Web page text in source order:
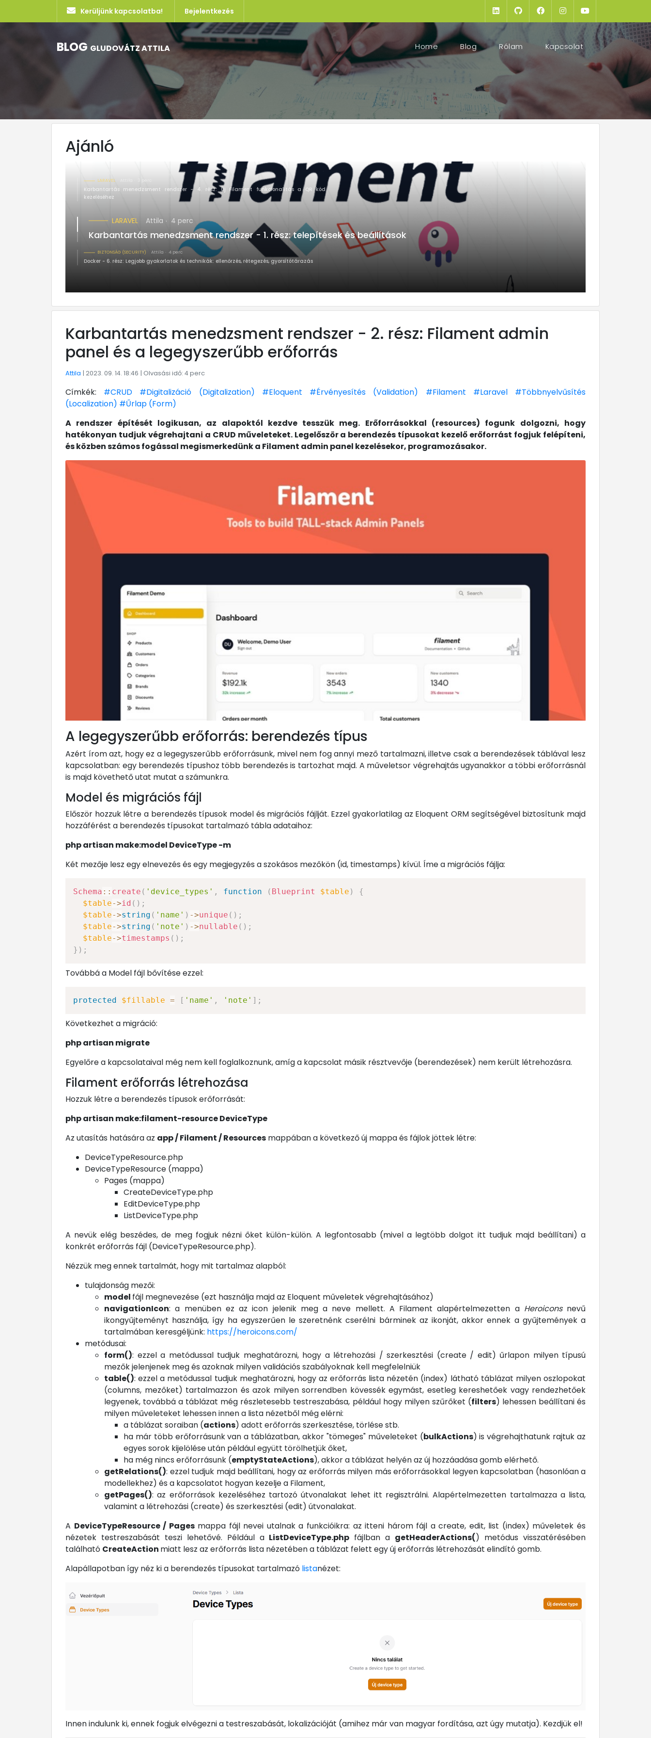
Kerüljünk kapcsolatba! Bejelentkezés
BLOG GLUDOVÁTZ ATTILA Home(current)
Blog Rólam Kapcsolat
Ajánló
LARAVEL
Karbantartás menedzsment rendszer - 4. rész: Új Filament funkcionalitás a QR kód
kezeléséhez
LARAVEL Attila 4 perc
Karbantartás menedzsment rendszer - 1. rész: telepítések és beállítások
BIZTONSÁG (SECURITY) Attila 4 perc
Docker - 6. rész: Legjobb gyakorlatok és technikák: ellenőrzés, rétegezés, gyorsítótárazás
Karbantartás menedzsment rendszer - 2. rész: Filament admin
panel és a legegyszerűbb erőforrás
Attila | 2023. 09. 14. 18:46 | Olvasási idő: 4 perc
Címkék: #CRUD #Digitalizáció (Digitalization) #Eloquent #Érvényesítés (Validation) #Filament #Laravel
#Többnyelvűsítés
(Localization) #Űrlap (Form)
A rendszer építését logikusan, az alapoktól kezdve tesszük meg. Erőforrásokkal (resources) fogunk dolgozni, hogy
hatékonyan tudjuk végrehajtani a CRUD műveleteket. Legelőször a berendezés típusokat kezelő erőforrást fogjuk felépíteni,
és közben számos fogással megismerkedünk a Filament admin panel kezelésekor, programozásakor.
A legegyszerűbb erőforrás: berendezés típus
Azért írom azt, hogy ez a legegyszerűbb erőforrásunk, mivel nem fog annyi mező tartalmazni, illetve csak a berendezések táblával lesz
kapcsolatban: egy berendezés típushoz több berendezés is tartozhat majd. A műveletsor végrehajtás ugyanakkor a többi erőforrásnál
is majd követhető utat mutat a számunkra.
Model és migrációs fájl
Először hozzuk létre a berendezés típusok model és migrációs fájlját. Ezzel gyakorlatilag az Eloquent ORM segítségével biztosítunk majd
hozzáférést a berendezés típusokat tartalmazó tábla adataihoz:
php artisan make:model DeviceType -m
Két mezője lesz egy elnevezés és egy megjegyzés a szokásos mezőkön (id, timestamps) kívül. Íme a migrációs fájlja:
Schema :: create ( 'device_types' , function ( Blueprint $table )
{
$table->id ( ) ;
$table->string ( 'name' ) ->unique ( ) ;
$table->string ( 'note' ) ->nullable ( ) ;
$table->timestamps ( ) ;
} ) ;
Továbbá a Model fájl bővítése ezzel:
protected $fillable = [ 'name' , 'note' ] ;
Következhet a migráció:
php artisan migrate
Egyelőre a kapcsolataival még nem kell foglalkoznunk, amíg a kapcsolat másik résztvevője (berendezések) nem került létrehozásra.
Filament erőforrás létrehozása
Hozzuk létre a berendezés típusok erőforrását:
php artisan make:filament-resource DeviceType
Az utasítás hatására az app / Filament / Resources mappában a következő új mappa és fájlok jöttek létre:
DeviceTypeResource.php
DeviceTypeResource (mappa)
Pages (mappa)
CreateDeviceType.php
EditDeviceType.php
ListDeviceType.php
A nevük elég beszédes, de meg fogjuk nézni őket külön-külön. A legfontosabb (mivel a legtöbb dolgot itt tudjuk majd beállítani) a
konkrét erőforrás fájl (DeviceTypeResource.php).
Nézzük meg ennek tartalmát, hogy mit tartalmaz alapból:
tulajdonság mezői:
model fájl megnevezése (ezt használja majd az Eloquent műveletek végrehajtásához)
navigationIcon: a menüben ez az icon jelenik meg a neve mellett. A Filament alapértelmezetten a Heroicons nevű
ikongyűjteményt használja, így ha egyszerűen le szeretnénk cserélni bárminek az ikonját, akkor ennek a gyűjtemények a
tartalmában keresgéljünk: https://heroicons.com/
metódusai:
form(): ezzel a metódussal tudjuk meghatározni, hogy a létrehozási / szerkesztési (create / edit) űrlapon milyen típusú
mezők jelenjenek meg és azoknak milyen validációs szabályoknak kell megfelelniük
table(): ezzel a metódussal tudjuk meghatározni, hogy az erőforrás lista nézetén (index) látható táblázat milyen oszlopokat
(columns, mezőket) tartalmazzon és azok milyen sorrendben kövessék egymást, esetleg kereshetőek vagy rendezhetőek
legyenek, továbbá a táblázat még részletesebb testreszabása, például hogy milyen szűrőket (filters) lehessen beállítani és
milyen műveleteket lehessen innen a lista nézetből még elérni:
a táblázat soraiban (actions) adott erőforrás szerkesztése, törlése stb.
ha már több erőforrásunk van a táblázatban, akkor "tömeges" műveleteket (bulkActions) is végrehajthatunk rajtuk az
egyes sorok kijelölése után például együtt törölhetjük őket,
ha még nincs erőforrásunk (emptyStateActions), akkor a táblázat helyén az új hozzáadása gomb elérhető.
getRelations(): ezzel tudjuk majd beállítani, hogy az erőforrás milyen más erőforrásokkal legyen kapcsolatban (hasonlóan a
modellekhez) és a kapcsolatot hogyan kezelje a Filament,
getPages(): az erőforrások kezeléséhez tartozó útvonalakat lehet itt regisztrálni. Alapértelmezetten tartalmazza a lista,
valamint a létrehozási (create) és szerkesztési (edit) útvonalakat.
A DeviceTypeResource / Pagesmappa fájl nevei utalnak a funkcióikra: az itteni három fájl a create, edit, list (index) műveletek és
nézetek testreszabását teszi lehetővé. Például a ListDeviceType.php fájlban a getHeaderActions() metódus visszatérésében
található CreateAction miatt lesz az erőforrás lista nézetében a táblázat felett egy új erőforrás létrehozását elindító gomb.
Alapállapotban így néz ki a berendezés típusokat tartalmazó listanézet:
Innen indulunk ki, ennek fogjuk elvégezni a testreszabását, lokalizációját (amihez már van magyar fordítása, azt úgy mutatja). Kezdjük el!